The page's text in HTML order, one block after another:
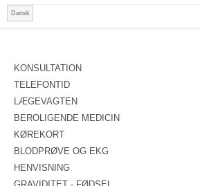
Dansk
KONSULTATION
TELEFONTID
LÆGEVAGTEN
BEROLIGENDE MEDICIN
KØREKORT
BLODPRØVE OG EKG
HENVISNING